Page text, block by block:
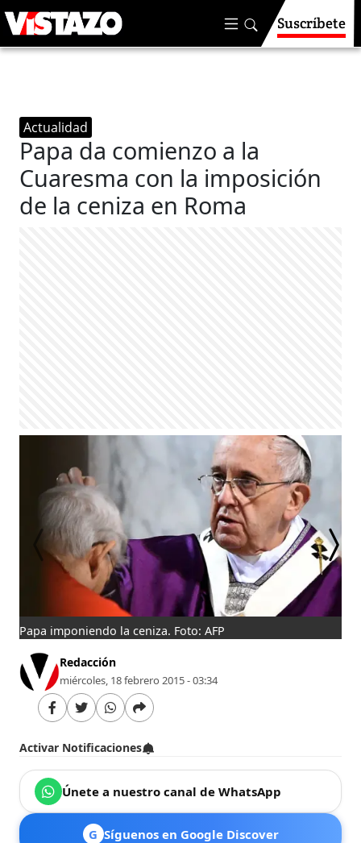
Suscríbete
Actualidad
Papa da comienzo a la
Cuaresma con la imposición
de la ceniza en Roma
Papa imponiendo la ceniza. Foto: AFP
Redacción
miércoles, 18 febrero 2015 - 03:34
Activar Notificaciones
Únete a nuestro canal de WhatsApp
G Síguenos en Google Discover